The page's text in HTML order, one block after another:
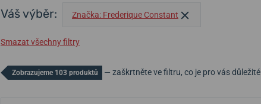
Váš výběr: Značka: Frederique Constant
Smazat všechny filtry
Zobrazujeme 103 produktů — zaškrtněte ve filtru, co je pro vás důležité